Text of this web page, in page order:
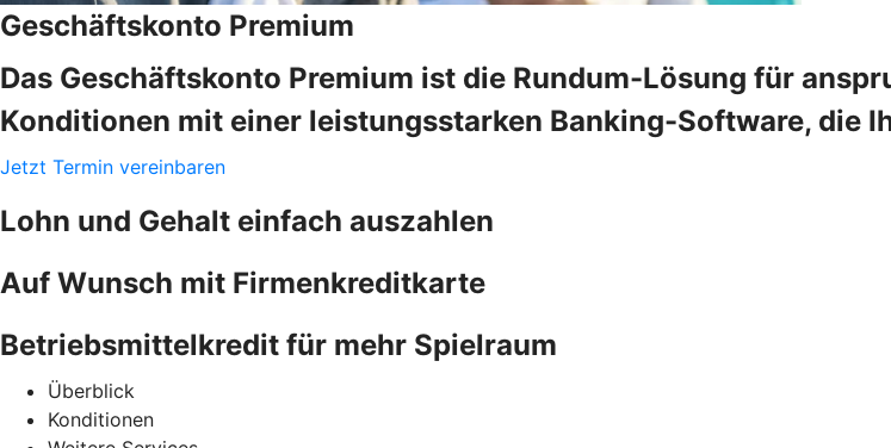
Geschäftskonto Premium
Das Geschäftskonto Premium ist die Rundum-Lösung für
Konditionen mit einer leistungsstarken Banking-Software, die
Jetzt Termin vereinbaren
Lohn und Gehalt einfach auszahlen
Auf Wunsch mit Firmenkreditkarte
Betriebsmittelkredit für mehr Spielraum
Überblick
Konditionen